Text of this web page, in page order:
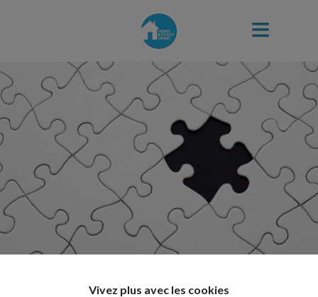
Vivez plus avec les cookies